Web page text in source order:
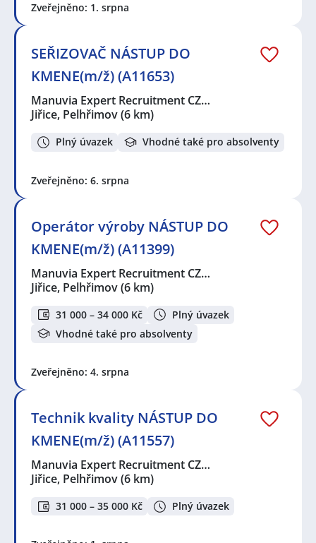
Zveřejněno: 1. srpna
SEŘIZOVAČ NÁSTUP DO
KMENE(m/ž) (A11653)
Manuvia Expert Recruitment CZ…
Jiřice, Pelhřimov(6 km)
Plný úvazek Vhodné také pro absolventy
Zveřejněno: 6. srpna
Operátor výroby NÁSTUP DO
KMENE(m/ž) (A11399)
Manuvia Expert Recruitment CZ…
Jiřice, Pelhřimov(6 km)
31 000 – 34 000 Kč
Plný úvazek
Vhodné také pro absolventy
Zveřejněno: 4. srpna
Technik kvality NÁSTUP DO
KMENE(m/ž) (A11557)
Manuvia Expert Recruitment CZ…
Jiřice, Pelhřimov(6 km)
31 000 – 35 000 Kč Plný úvazek